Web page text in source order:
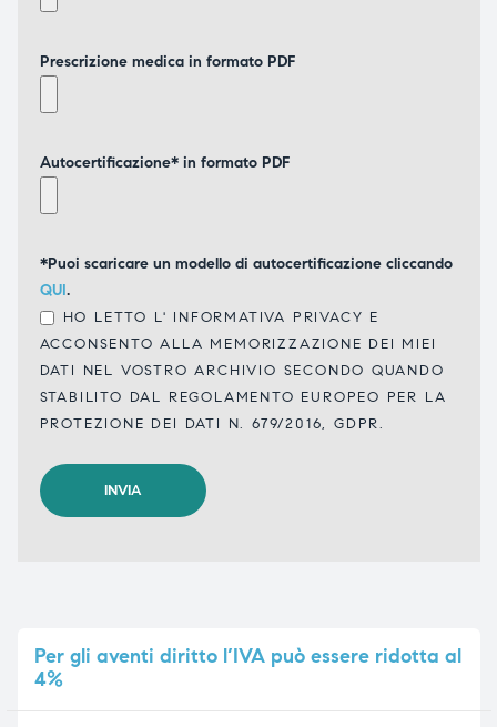
Prescrizione medica in formato PDF
Autocertificazione* in formato PDF
*Puoi scaricare un modello di autocertificazione cliccando
QUI.
HO LETTO L' INFORMATIVA PRIVACY E
ACCONSENTO ALLA MEMORIZZAZIONE DEI MIEI
DATI NEL VOSTRO ARCHIVIO SECONDO QUANDO
STABILITO DAL REGOLAMENTO EUROPEO PER LA
PROTEZIONE DEI DATI N. 679/2016, GDPR.
Pergli aventi diritto l’IVA può essere ridotta al
4%